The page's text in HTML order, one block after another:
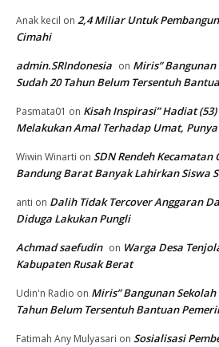
Anak kecil on 2,4 Miliar Untuk
Cimahi
admin.SRIndonesia on Miris” Bangunan
Sudah 20 Tahun Belum Tersentuh
Pasmata01 on Kisah Inspirasi” Hadiat
Melakukan Amal Terhadap Umat,
Wiwin Winarti on SDN Rendeh Kecamatan
Bandung Barat Banyak Lahirkan Siswa
anti on Dalih Tidak Tercover Anggaran
Diduga Lakukan Pungli
Achmad saefudin on Warga Desa
Kabupaten Rusak Berat
Udin'n Radio on Miris” Bangunan Sekolah
Tahun Belum Tersentuh Bantuan
Fatimah Any Mulyasari on Sosialisasi